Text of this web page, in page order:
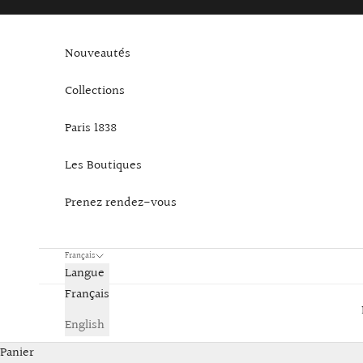
Passer au contenu
Nouveautés
Collections
Paris 1838
Les Boutiques
Prenez rendez-vous
Français
Langue
Français
English
Panier